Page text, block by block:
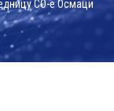
СО-е Осмаци